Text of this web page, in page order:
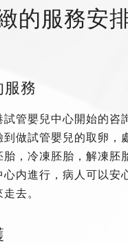
的服務安
服務
管嬰兒中心開始的咨
到做試管嬰兒的取卵，
胎，冷凍胚胎，解凍胚
内進行，病人可以安
去。